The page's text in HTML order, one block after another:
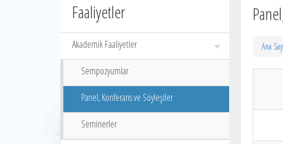
Faaliyetler
Akademik Faaliyetler
Sempozyumlar
Panel, Konferans ve Söyleşiler
Seminerler
Ana